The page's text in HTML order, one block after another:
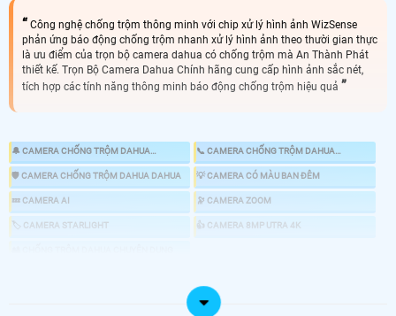
Công nghệ chống trộm thông minh với chip xử lý hình ảnh WizSense
phản ứng báo động chống trộm nhanh xử lý hình ảnh theo thười gian thực
là ưu điểm của trọn bộ camera dahua có chống trộm mà An Thành Phát
thiết kế. Trọn Bộ Camera Dahua Chính hãng cung cấp hình ảnh sắc nét,
tích hợp các tính năng thông minh báo động chống trộm hiệu quả
🔔 CAMERA CHỐNG TRỘM DAHUA
KBVISION
📞 CAMERA CHỐNG TRỘM DAHUA
HIKVISION
🛡 CAMERA CHỐNG TRỘM DAHUA DAHUA 💡 CAMERA CÓ MÀU BAN ĐÊM
💤 CAMERA AI 🔭 CAMERA ZOOM
🏷 CAMERA STARLIGHT 👍 CAMERA 8MP UTRA 4K
📸 LẮP CAMERA CÓ BÁO ĐỘNG CHỐNG TRỘM